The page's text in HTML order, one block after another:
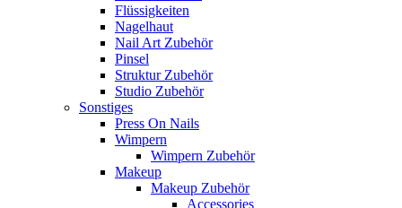
Flüssigkeiten
Nagelhaut
Nail Art Zubehör
Pinsel
Struktur Zubehör
Studio Zubehör
Sonstiges
Press On Nails
Wimpern
Wimpern Zubehör
Makeup
Makeup Zubehör
Accessories